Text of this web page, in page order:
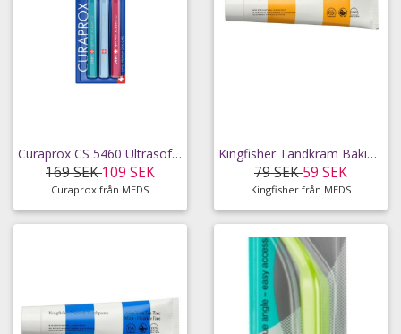
Curaprox CS 5460 Ultrasoft Tandborstar 3 st
169 SEK109 SEK
Curaprox från MEDS
Kingfisher Tandkräm Baking Soda Mint (utan fluor)
79 SEK59 SEK
Kingfisher från MEDS